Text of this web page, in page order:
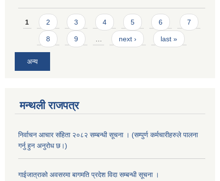
Pages
1 2 3 4 5 6 7
8 9 next › last »
अन्य
मन्थली राजपत्र
निर्वाचन आचार संहिता २०८२ सम्बन्धी सूचना । (सम्पुर्ण कर्मचारीहरुले पालना
गर्नु हुन अनुरोध छ।)
गाईजात्राको अवसरमा बागमति प्रदेश विदा सम्बन्धी सूचना ।